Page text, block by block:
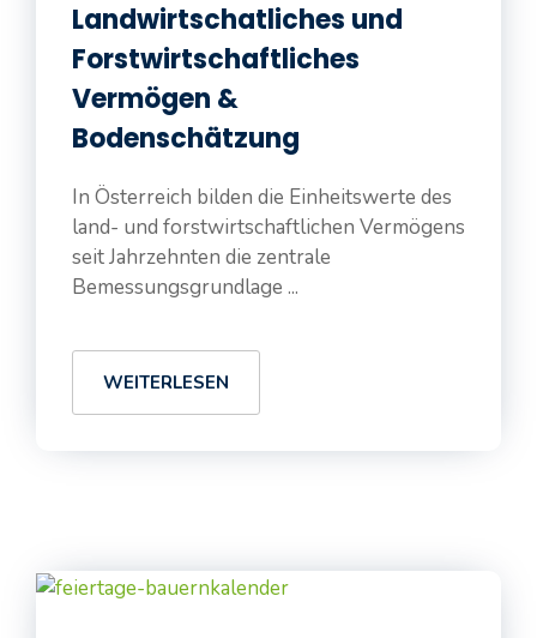
Landwirtschatliches und
Forstwirtschaftliches
Vermögen &
Bodenschätzung
In Österreich bilden die Einheitswerte des
land- und forstwirtschaftlichen Vermögens
seit Jahrzehnten die zentrale
Bemessungsgrundlage ...
WEITERLESEN